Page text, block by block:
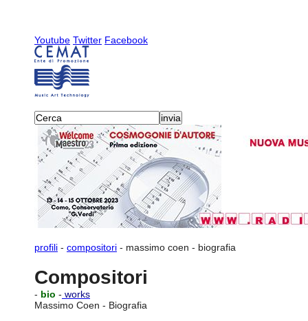
Youtube Twitter Facebook
profili - compositori - massimo coen - biografia
Compositori
- bio - works
Massimo Coen - Biografia